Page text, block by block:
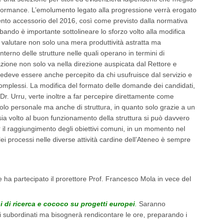
L’emolumento legato alla progressione verrà erogato
accessorio del 2016, così come previsto dalla normativa
è importante sottolineare lo sforzo volto alla modifica
non solo una mera produttività astratta ma
delle strutture nelle quali operano in termini di
non solo va nella direzione auspicata dal Rettore e
essere anche percepito da chi usufruisce dal servizio e
La modifica del formato delle domande dei candidati,
Urru, verte inoltre a far percepire direttamente come
personale ma anche di struttura, in quanto solo grazie a un
volto al buon funzionamento della struttura si può davvero
raggiungimento degli obiettivi comuni, in un momento nel
processi nelle diverse attività cardine dell’Ateneo è sempre
ha partecipato il prorettore Prof. Francesco Mola in vece del
di ricerca e cococo su progetti europei. Saranno
ma bisognerà rendicontare le ore, preparando i